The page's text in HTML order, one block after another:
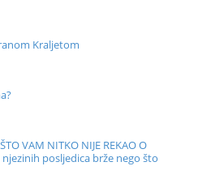
Kraljetom
VAM NITKO NIJE REKAO O
posljedica brže nego što